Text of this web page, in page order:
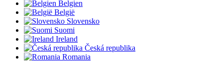
Belgien
België
Slovensko
Suomi
Ireland
Česká republika
Romania